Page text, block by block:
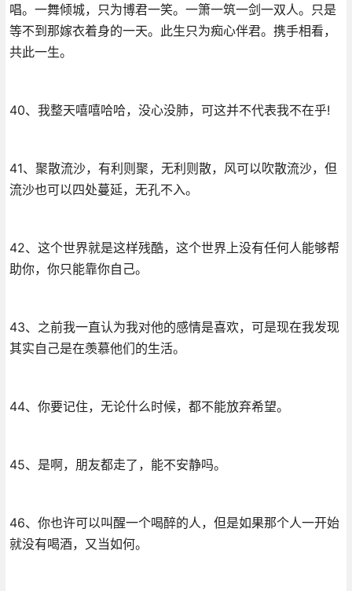
唱。一舞倾城，只为博君一笑。一箫一筑一剑一双人。只是
等不到那嫁衣着身的一天。此生只为痴心伴君。携手相看，
共此一生。
40、我整天嘻嘻哈哈，没心没肺，可这并不代表我不在乎!
41、聚散流沙，有利则聚，无利则散，风可以吹散流沙，但
流沙也可以四处蔓延，无孔不入。
42、这个世界就是这样残酷，这个世界上没有任何人能够帮
助你，你只能靠你自己。
43、之前我一直认为我对他的感情是喜欢，可是现在我发现
其实自己是在羡慕他们的生活。
44、你要记住，无论什么时候，都不能放弃希望。
45、是啊，朋友都走了，能不安静吗。
46、你也许可以叫醒一个喝醉的人，但是如果那个人一开始
就没有喝酒，又当如何。